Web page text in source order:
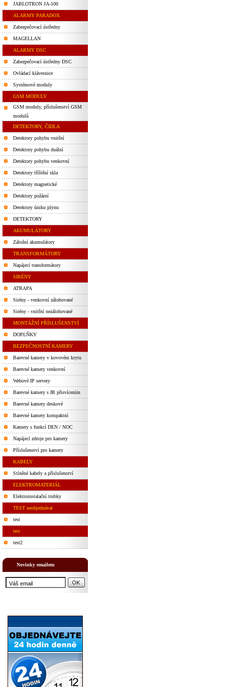
JABLOTRON JA-100
ALARMY PARADOX
Zabezpečovací ústředny
MAGELLAN
ALARMY DSC
Zabezpečovací ústředny DSC
Ovládací klávesnice
Systémové moduly
GSM MODULY
GSM moduly, příslušenství GSM
modulů
DETEKTORY, ČIDLA
Detektory pohybu vnitřní
Detektory pohybu duální
Detektory pohybu venkovní
Detektory tříštění skla
Detektory magnetické
Detektory požární
Detektory úniku plynu
DETEKTORY
AKUMULÁTORY
Záložní akumulátory
TRANSFORMÁTORY
Napájecí transformátory
SIRÉNY
ATRAPA
Sirény - venkovní zálohované
Sirény - vnitřní nezálohované
MONTÁŽNÍ PŘÍSLUŠENSTVÍ
DOPLŇKY
BEZPEČNOSTNÍ KAMERY
Barevné kamery v kovovém krytu
Barevné kamery venkovní
Webové IP servery
Barevné kamery s IR přisvícením
Barevné kamery deskové
Barevné kamery kompaktní
Kamery s funkcí DEN / NOC
Napájecí zdroje pro kamery
Příslušenství pro kamery
KABELY
Stíněné kabely a příslušenství
ELEKTROMATERIÁL
Elektroinstalační trubky
TEST neobjednávat
test
test
test2
Novinky emailem